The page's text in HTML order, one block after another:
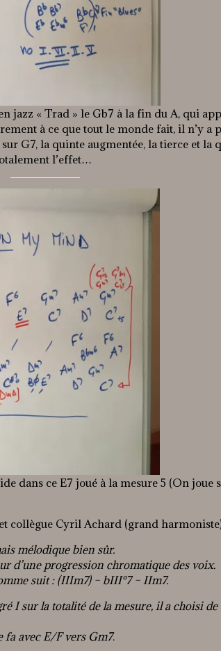
jazz « Trad » le Gb7 à la fin du A, qui
à ce que tout le monde fait, il n’y a
G7, la quinte augmentée, la tierce et la
l’effet…
dans ce E7 joué à la mesure 5 (On joue
collègue Cyril Achard (grand
mélodique bien sûr.
d’une progression chromatique des voix.
suit : (IIIm7) – bIII°7 – IIm7.
I sur la totalité de la mesure, il a choisi
fa avec E/F vers Gm7.